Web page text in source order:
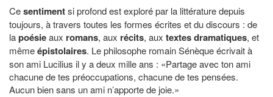
Cesentimentsi profond est exploré par la littérature depuis
toujours, à travers toutes les formes écrites et du discours : de
lapoésieaux romans, aux récits, aux textes dramatiques, et
mêmeépistolaires. Le philosophe romain Sénèque écrivait à
son ami Lucilius il y a deux mille ans : «Partage avec ton ami
chacune de tes préoccupations, chacune de tes pensées.
Aucun bien sans un ami n’apporte de joie.»